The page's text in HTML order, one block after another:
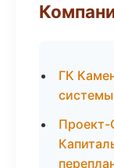
ГК
системы